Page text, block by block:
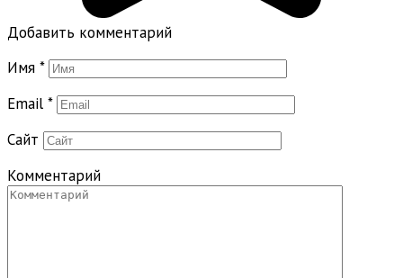
Добавить комментарий
Имя *
Email *
Сайт
Комментарий